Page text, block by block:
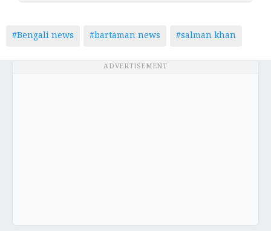
#Bengali news #bartaman news #salman khan
ADVERTISEMENT